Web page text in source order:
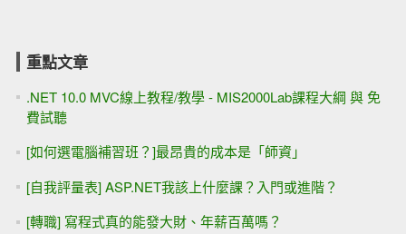
重點文章
.NET 10.0 MVC線上教程/教學 - MIS2000Lab課程大綱 與 免
費試聽
[如何選電腦補習班？]最昂貴的成本是「師資」
[自我評量表] ASP.NET我該上什麼課？入門或進階？
[轉職] 寫程式真的能發大財、年薪百萬嗎？